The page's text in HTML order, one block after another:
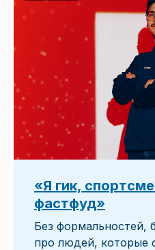
«Я гик,
фастфуд»
Без формальностей,
про людей, которые